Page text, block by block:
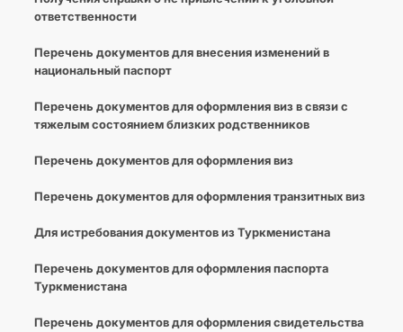
ответственности
Перечень документов для внесения изменений в
национальный паспорт
Перечень документов для оформления виз в связи с
тяжелым состоянием близких родственников
Перечень документов для оформления виз
Перечень документов для оформления транзитных виз
Для истребования документов из Туркменистана
Перечень документов для оформления паспорта
Туркменистана
Перечень документов для оформления свидетельства